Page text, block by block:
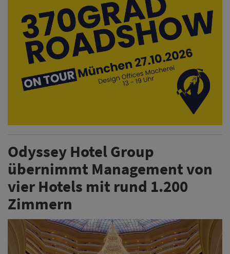
Odyssey Hotel Group
übernimmt Management von
vier Hotels mit rund 1.200
Zimmern